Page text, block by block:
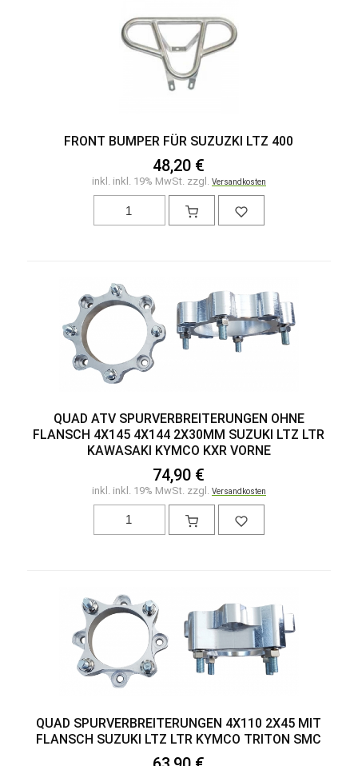
FRONT BUMPER FÜR SUZUZKI LTZ 400
48,20 €
inkl. inkl. 19% MwSt. zzgl. Versandkosten
QUAD ATV SPURVERBREITERUNGEN OHNE
FLANSCH 4X145 4X144 2X30MM SUZUKI LTZ LTR
KAWASAKI KYMCO KXR VORNE
74,90 €
inkl. inkl. 19% MwSt. zzgl. Versandkosten
QUAD SPURVERBREITERUNGEN 4X110 2X45 MIT
FLANSCH SUZUKI LTZ LTR KYMCO TRITON SMC